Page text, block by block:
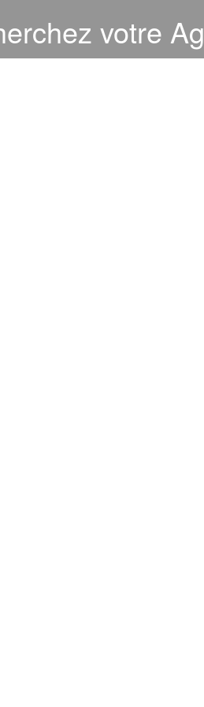
votre